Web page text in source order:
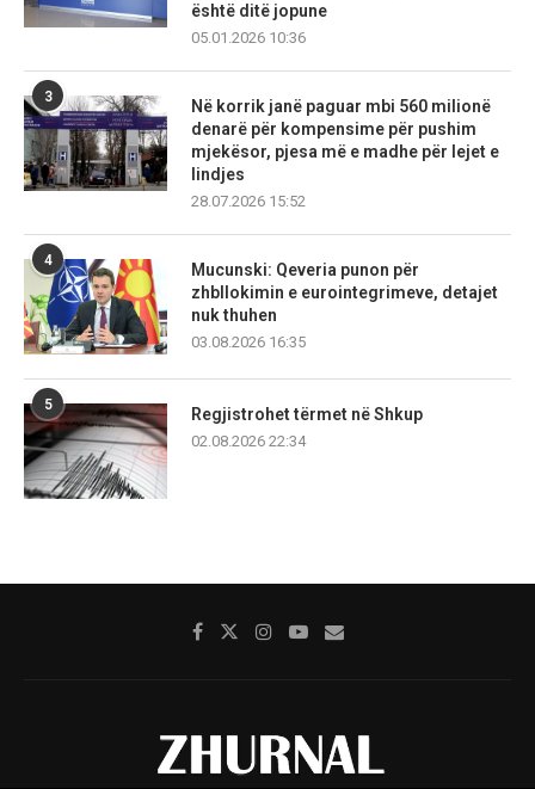
është ditë jopune
05.01.2026 10:36
3
Në korrik janë paguar mbi 560 milionë
denarë për kompensime për pushim
mjekësor, pjesa më e madhe për lejet e
lindjes
28.07.2026 15:52
4
Mucunski: Qeveria punon për
zhbllokimin e eurointegrimeve, detajet
nuk thuhen
03.08.2026 16:35
5
Regjistrohet tërmet në Shkup
02.08.2026 22:34